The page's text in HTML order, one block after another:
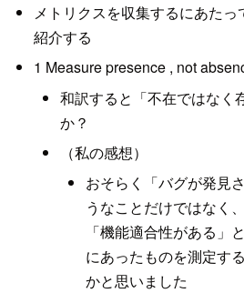
メトリクスを収集するにあた
紹介する
1 Measure presence , not
和訳すると「不在ではなく
か？
（私の感想）
おそらく「バグが発見
うなことだけではなく
「機能適合性がある」
にあったものを測定す
かと思いました